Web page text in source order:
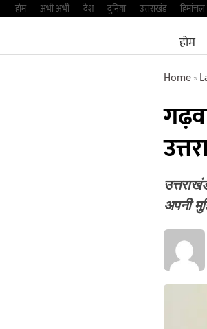
Skipहोम अभी अभी देश दुनिया उत्तराखंड हिमांचल
होम
Home»
अपनी